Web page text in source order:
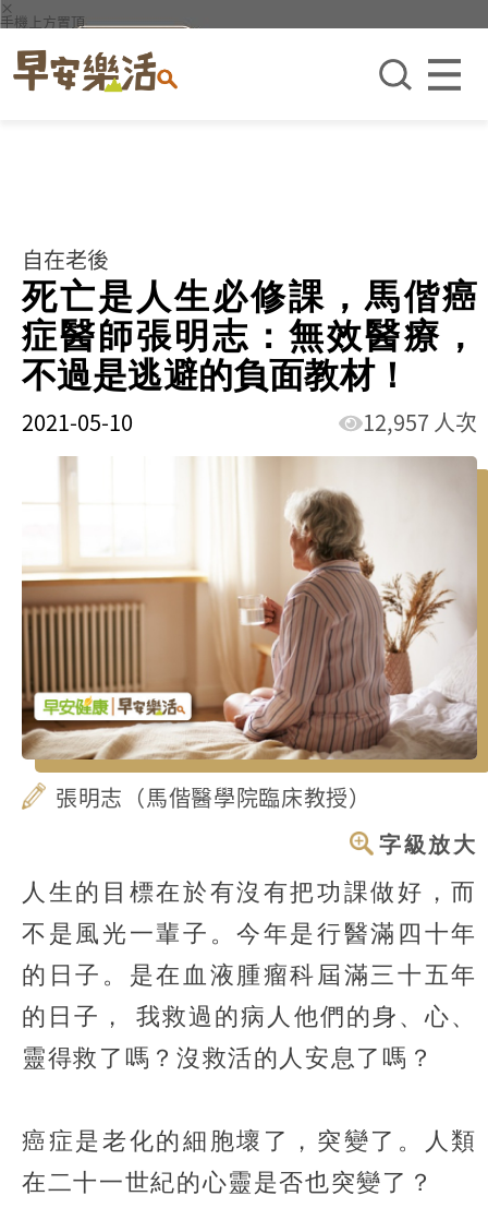
×
手機上方置頂
自在老後
死亡是人生必修課，馬偕癌
症醫師張明志：無效醫療，
不過是逃避的負面教材！
2021-05-10 12,957 人次
張明志（馬偕醫學院臨床教授）
字級放大
人生的目標在於有沒有把功課做好，而
不是風光一輩子。今年是行醫滿四十年
的日子。是在血液腫瘤科屆滿三十五年
的日子， 我救過的病人他們的身、心、
靈得救了嗎？沒救活的人安息了嗎？
癌症是老化的細胞壞了，突變了。人類
在二十一世紀的心靈是否也突變了？